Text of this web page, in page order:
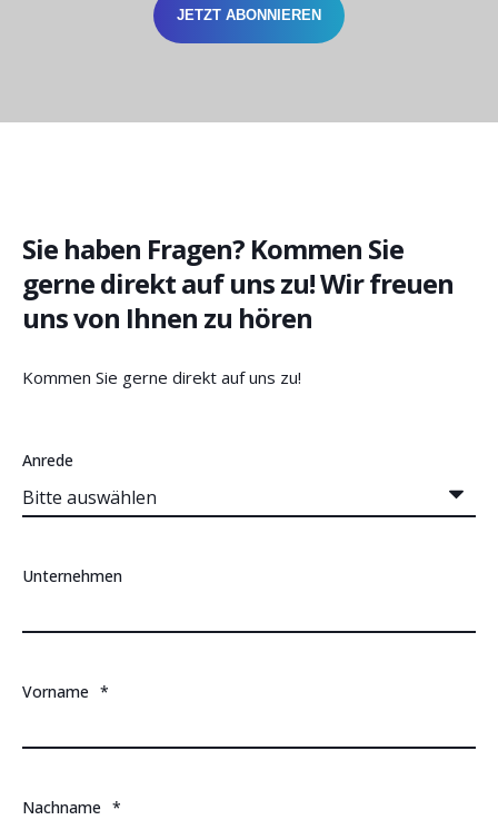
JETZT ABONNIEREN
Sie haben Fragen? Kommen Sie
gerne direkt auf uns zu! Wir freuen
uns von Ihnen zu hören
Kommen Sie gerne direkt auf uns zu!
Anrede
Unternehmen
Vorname *
Nachname *